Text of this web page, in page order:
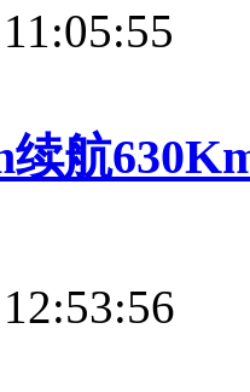
续航